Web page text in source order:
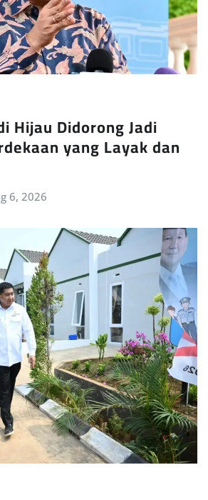
Hijau Didorong Jadi
yang Layak dan
6, 2026